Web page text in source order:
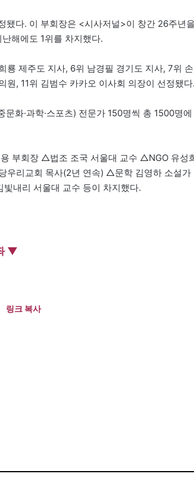
됐다. 이 부회장은 <시사저널>이 창간 26주년을
해에도 1위를 차지했다.
제주도 지사, 6위 남경필 경기도 지사, 7위 손
, 11위 김범수 카카오 이사회 의장이 선정됐다.
문화·과학·스포츠) 전문가 150명씩 총 1500명에
부회장 △법조 조국 서울대 교수 △NGO 유성
우리교회 목사(2년 연속) △문학 김영하 소설가
내리 서울대 교수 등이 차지했다.
▼
링크 복사